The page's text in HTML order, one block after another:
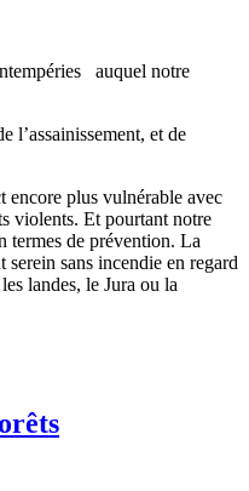
auquel notre
l’assainissement, et de
encore plus vulnérable avec
violents. Et pourtant notre
termes de prévention. La
serein sans incendie en regard
landes, le Jura ou la